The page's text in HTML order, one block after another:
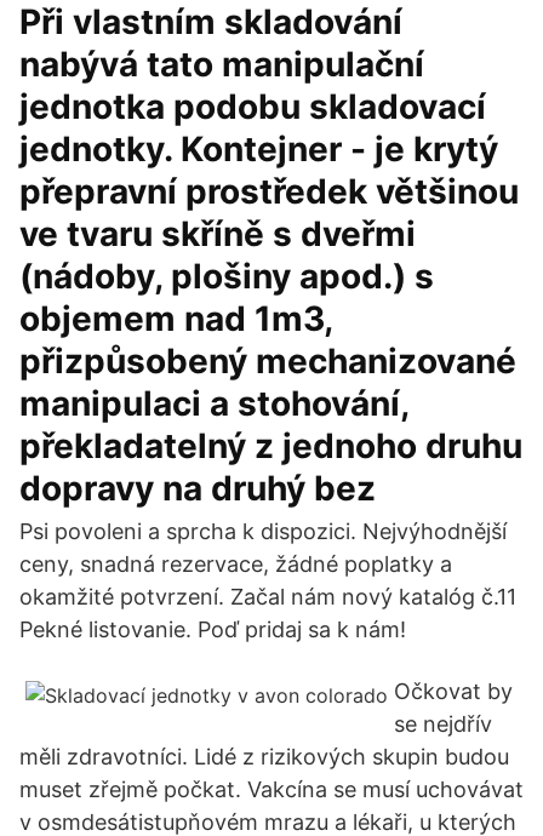
Při vlastním skladování
nabývá tato manipulační
jednotka podobu skladovací
jednotky. Kontejner - je krytý
přepravní prostředek většinou
ve tvaru skříně s dveřmi
(nádoby, plošiny apod.) s
objemem nad 1m3,
přizpůsobený mechanizované
manipulaci a stohování,
překladatelný z jednoho druhu
dopravy na druhý bez
Psi povoleni a sprcha k dispozici. Nejvýhodnější
ceny, snadná rezervace, žádné poplatky a
okamžité potvrzení. Začal nám nový katalóg č.11
Pekné listovanie. Poď pridaj sa k nám!
Očkovat by
se nejdřív
měli zdravotníci. Lidé z rizikových skupin budou
muset zřejmě počkat. Vakcína se musí uchovávat
v osmdesátistupňovém mrazu a lékaři, u kterých